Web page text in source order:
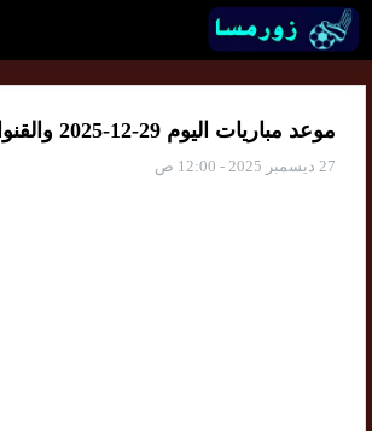
موعد مباريات اليوم 29-12-2025 والقنوات الناقلة
27 ديسمبر 2025 - 12:00 ص